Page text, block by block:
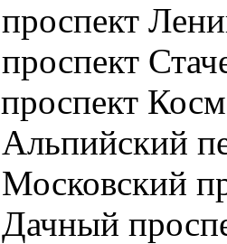
проспект
проспект
проспект
Альпийский
Московский
Дачный